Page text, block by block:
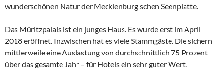
wunderschönen Natur der Mecklenburgischen Seenplatte.
Das Müritzpalais ist ein junges Haus. Es wurde erst im April
2018 eröffnet. Inzwischen hat es viele Stammgäste. Die sichern
mittlerweile eine Auslastung von durchschnittlich 75 Prozent
über das gesamte Jahr – für Hotels ein sehr guter Wert.